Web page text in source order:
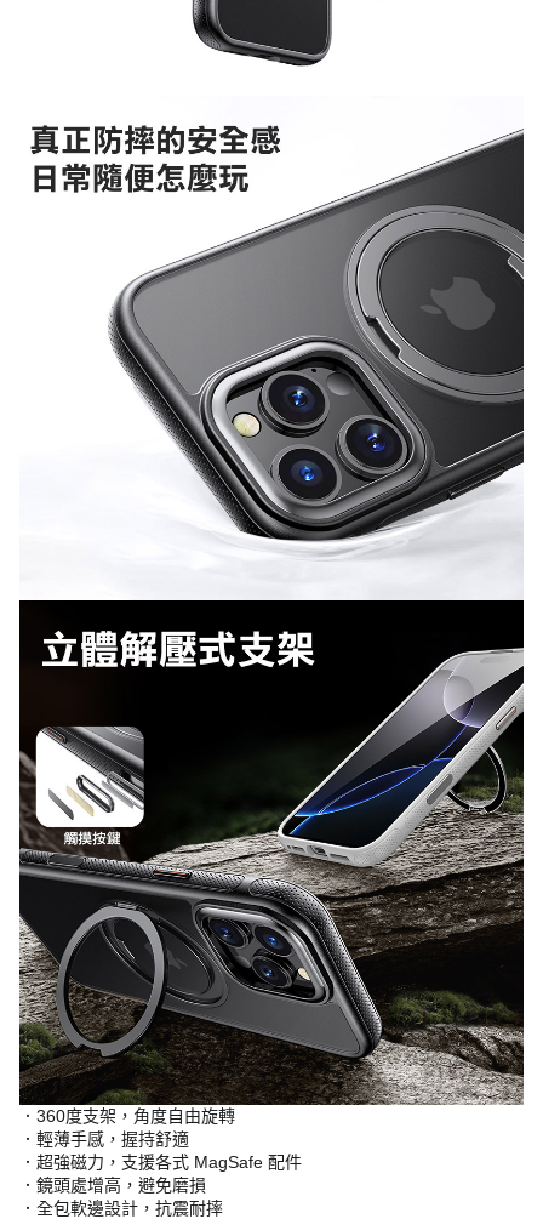
．360度支架，角度自由旋轉
．輕薄手感，握持舒適
．超強磁力，支援各式 MagSafe 配件
．鏡頭處增高，避免磨損
．全包軟邊設計，抗震耐摔